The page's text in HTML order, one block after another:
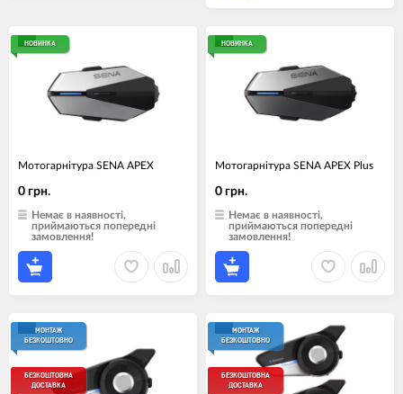
НОВИНКА
Мотогарнітура SENA APEX
0 грн.
Немає в наявності,
приймаються попередні
замовлення!
НОВИНКА
Мотогарнітура SENA APEX Plus
0 грн.
Немає в наявності,
приймаються попередні
замовлення!
МОНТАЖ
БЕЗКОШТОВНО
БЕЗКОШТОВНА
ДОСТАВКА
МОНТАЖ
БЕЗКОШТОВНО
БЕЗКОШТОВНА
ДОСТАВКА